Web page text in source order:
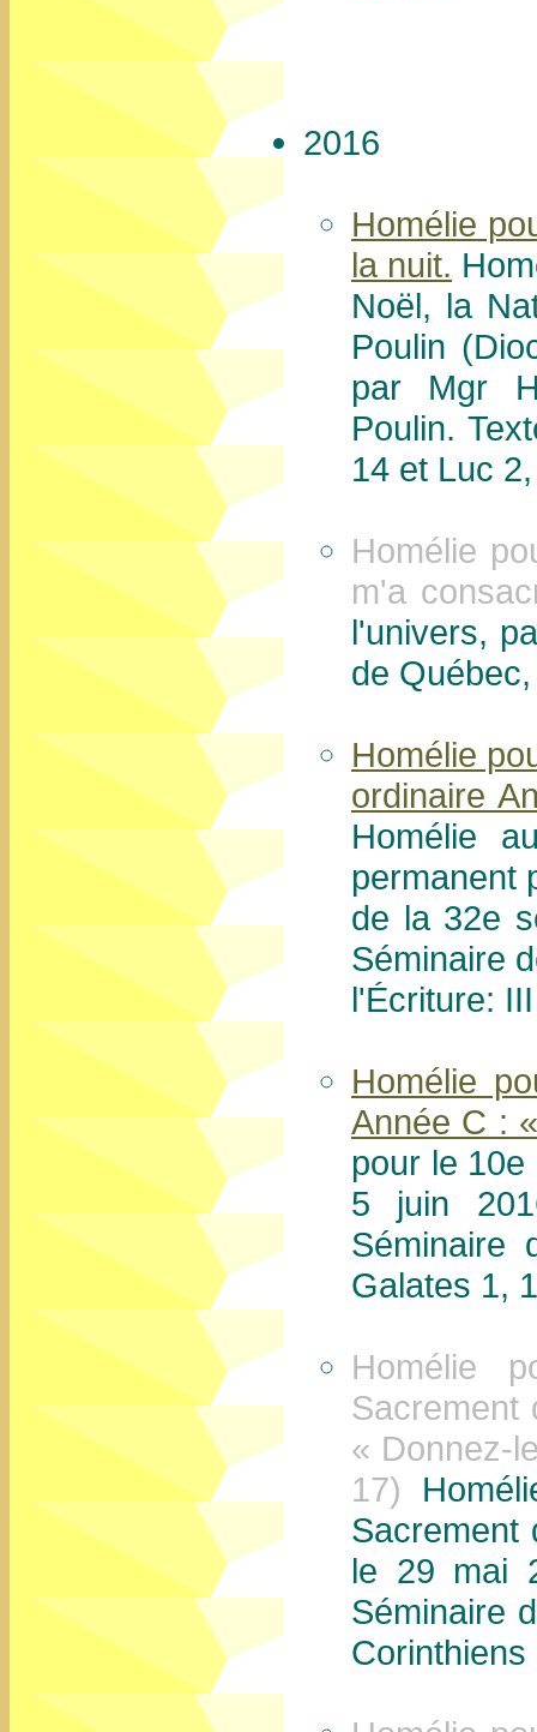
2016
Homélie
la nuit.
Noël, la
Poulin
par Mgr
Poulin.
14 et Luc
Homélie
m'a
l'univers,
de
Homélie
ordinaire
Homélie
permanent
de la 32e
Séminaire
l'Écriture:
Homélie
Année C :
pour le 10e
5 juin
Séminaire
Galates 1,
Homélie
Sacrement
« Donnez-
17)
Sacrement
le 29 mai
Séminaire
Corinthiens